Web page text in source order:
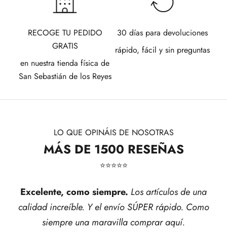
RECOGE TU PEDIDO
GRATIS
en nuestra tienda física de
San Sebastián de los Reyes
30 días para devoluciones
rápido, fácil y sin preguntas
LO QUE OPINÁIS DE NOSOTRAS
MÁS DE 1500 RESEÑAS
⭐​⭐​⭐​⭐​⭐​
Excelente, como siempre. Los artículos de una
calidad increíble. Y el envío SÚPER rápido. Como
siempre una maravilla comprar aquí.